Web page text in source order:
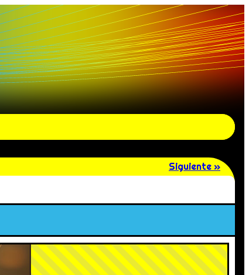
Siguiente »